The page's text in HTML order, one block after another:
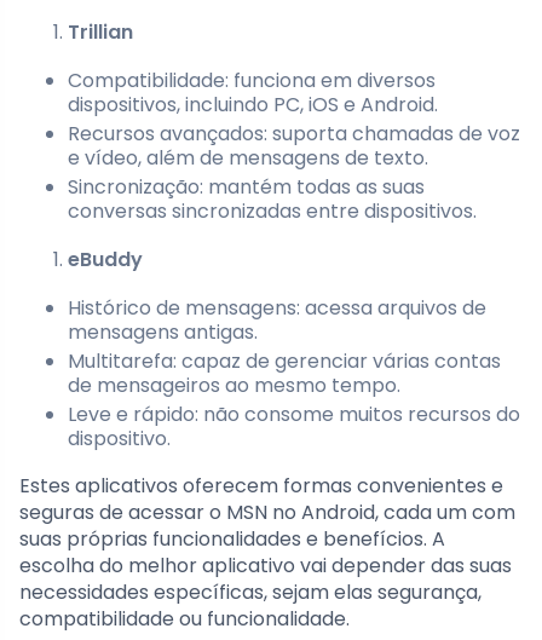
Trillian
Compatibilidade: funciona em diversos
dispositivos, incluindo PC, iOS e Android.
Recursos avançados: suporta chamadas de voz
e vídeo, além de mensagens de texto.
Sincronização: mantém todas as suas
conversas sincronizadas entre dispositivos.
eBuddy
Histórico de mensagens: acessa arquivos de
mensagens antigas.
Multitarefa: capaz de gerenciar várias contas
de mensageiros ao mesmo tempo.
Leve e rápido: não consome muitos recursos do
dispositivo.
Estes aplicativos oferecem formas convenientes e
seguras de acessar o MSN no Android, cada um com
suas próprias funcionalidades e benefícios. A
escolha do melhor aplicativo vai depender das suas
necessidades específicas, sejam elas segurança,
compatibilidade ou funcionalidade.